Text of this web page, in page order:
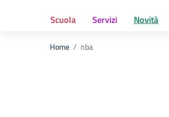
Scuola Servizi Novità
Home nba